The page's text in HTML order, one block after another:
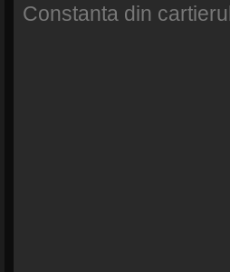
Constanta din